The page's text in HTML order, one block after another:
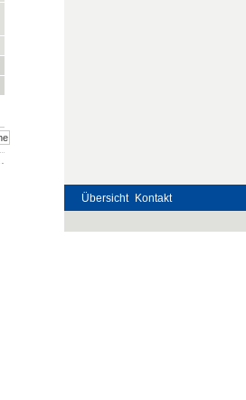
Übersicht Kontakt